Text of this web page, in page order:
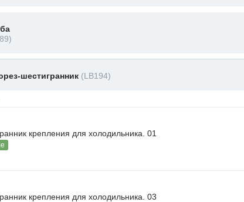
шестигранник (LB194)
крепления для холодильника. 01
крепления для холодильника. 03